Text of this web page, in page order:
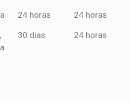
*Pagamento
mensal*
*Pagamento
de crédito
24 horas 24 horas
30 dias 24 horas